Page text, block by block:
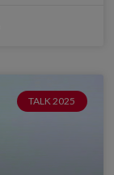
TALK 2025